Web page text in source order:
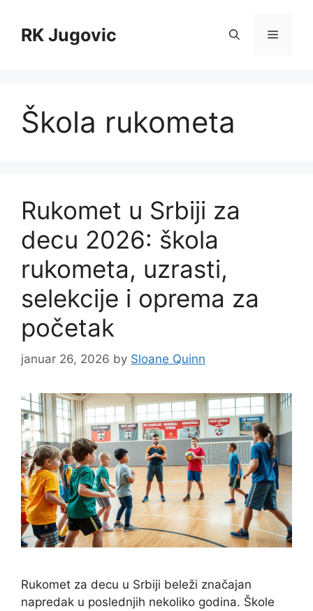
contentRK Jugovic Menu
Škola rukometa
Rukomet u Srbiji za
decu 2026: škola
rukometa, uzrasti,
selekcije i oprema za
početak
januar 26, 2026 by Sloane Quinn
Rukomet za decu u Srbiji beleži značajan
napredak u poslednjih nekoliko godina. Škole